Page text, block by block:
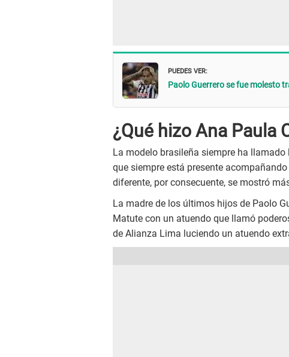
PUEDES VER:
Paolo Guerrero se fue molesto
¿Qué hizo Ana Paula
La modelo brasileña siempre ha
que siempre está presente
diferente, por consecuente, se mostró
La madre de los últimos hijos de Paolo
Matute con un atuendo que llamó
de Alianza Lima luciendo un atuendo